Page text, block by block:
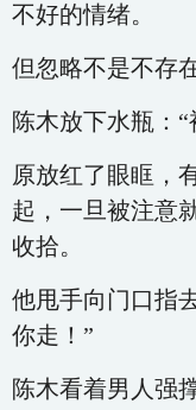
不好的情绪。
但忽略不是不存在
陈木放下水瓶：
原放红了眼眶，
起，一旦被注意
收拾。
他甩手向门口指
你走！”
陈木看着男人强